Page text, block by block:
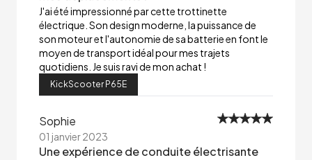
J'ai été impressionné par cette trottinette
électrique. Son design moderne, la puissance de
son moteur et l'autonomie de sa batterie en font le
moyen de transport idéal pour mes trajets
quotidiens. Je suis ravi de mon achat !
KickScooter P65E
Sophie
01 janvier 2023
Une expérience de conduite électrisante